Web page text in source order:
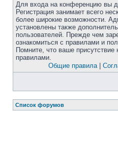
Для входа на конференцию вы
Регистрация занимает всего
более широкие возможности.
установлены также
пользователей. Прежде чем
ознакомиться с правилами и
Помните, что ваше
правилами.
Общие правила|
Список форумов